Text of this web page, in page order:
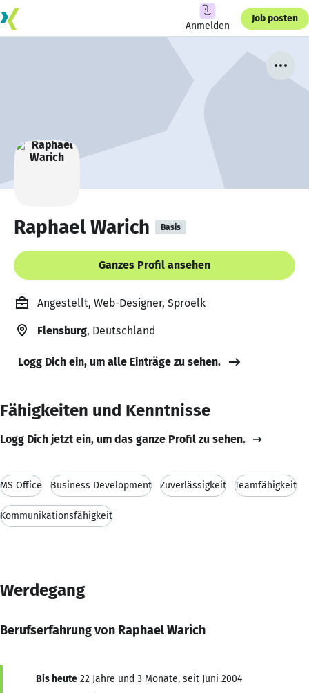
Anmelden
Job posten
Raphael Warich Basis
Ganzes Profil ansehen
Angestellt, Web-Designer, Sproelk
Flensburg, Deutschland
Logg Dich ein, um alle Einträge zu sehen.
Fähigkeiten und Kenntnisse
Logg Dich jetzt ein, um das ganze Profil zu sehen.
MS Office Business Development Zuverlässigkeit Teamfähigkeit
Kommunikationsfähigkeit
Werdegang
Berufserfahrung von Raphael Warich
Bis heute 22 Jahre und 3 Monate, seit Juni 2004